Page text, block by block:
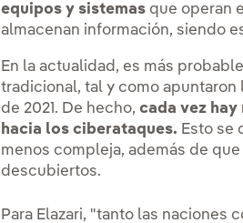
equipos y sistemas que operan
almacenan información, siendo
En la actualidad, es más
tradicional, tal y como apuntaron
de 2021. De hecho,cada vez
hacia los ciberataques. Esto se
menos compleja, además de
descubiertos.
Para Elazari, "tanto las naciones